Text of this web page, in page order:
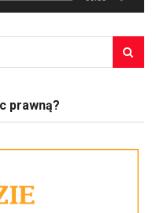
prawną?